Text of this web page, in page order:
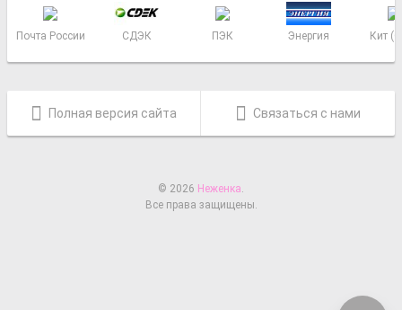
Почта России СДЭК ПЭК Энергия Кит
Полная версия сайта Связаться с нами
© 2026 Неженка.
Все права защищены.